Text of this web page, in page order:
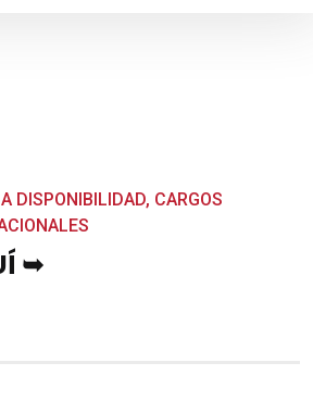
DISPONIBILIDAD, CARGOS
➥